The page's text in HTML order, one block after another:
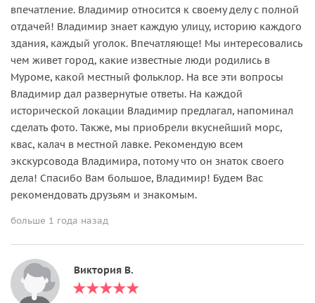
впечатление. Владимир относится к своему делу с полной
отдачей! Владимир знает каждую улицу, историю каждого
здания, каждый уголок. Впечатляюще! Мы интересовались
чем живет город, какие известные люди родились в
Муроме, какой местный фольклор. На все эти вопросы
Владимир дал развернутые ответы. На каждой
исторической локации Владимир предлагал, напоминал
сделать фото. Также, мы приобрели вкуснейший морс,
квас, калач в местной лавке. Рекомендую всем
экскурсовода Владимира, потому что он знаток своего
дела! Спасибо Вам большое, Владимир! Будем Вас
рекомендовать друзьям и знакомым.
больше 1 года назад
Виктория В.